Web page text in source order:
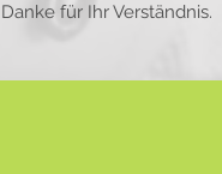
Danke für Ihr Verständnis.